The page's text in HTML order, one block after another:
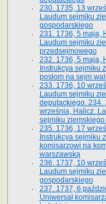
230. 1735, 13
Laudum sejmiku
gospodarskiego
231. 1736, 5 maja,
Laudum sejmiku
przedsejmowego
232. 1736, 5 maja,
Instrukcya sejmiku
posłom na sejm
233. 1736, 10
Laudum sejmiku
deputackiego. 234.
września, Halicz.
sejmiku
235. 1736, 17
Instrukcya sejmiku
komisarzowi na
warszawską
236. 1737, 10
Laudum sejmiku
gospodarskiego
237. 1737, 6
Uniwersał